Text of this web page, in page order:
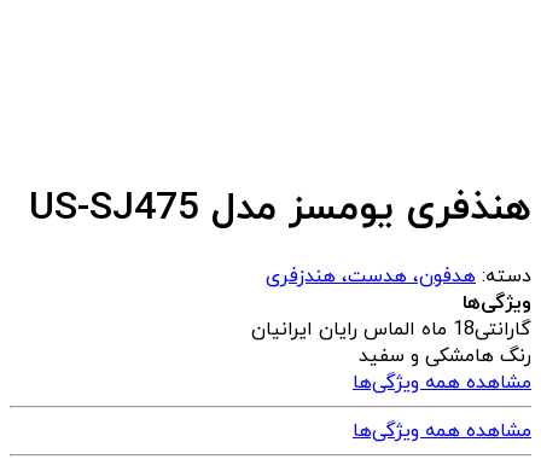
هنذفری یومسز مدل US-SJ475
دسته: هدفون، هدست، هندزفری
ویژگی‌ها
گارانتی18 ماه الماس رایان ایرانیان
رنگ هامشکی و سفید
مشاهده همه ویژگی‌ها
مشاهده همه ویژگی‌ها